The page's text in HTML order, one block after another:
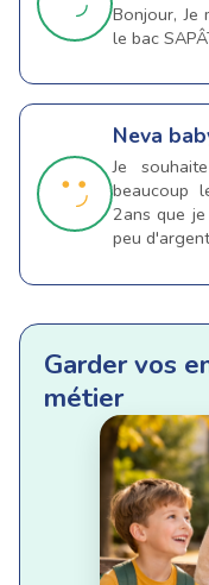
Bonjour, Je
le bac
Neva
Je
beaucoup
2ans que
peu
Garder vos
métier